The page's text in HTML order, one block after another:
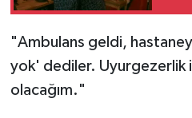
"Ambulans geldi,
yok' dediler. Uyurgezerlik
olacağım."